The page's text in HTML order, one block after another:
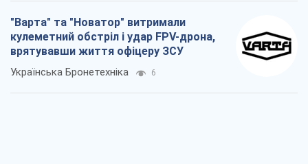
"Варта" та "Новатор" витримали
кулеметний обстріл і удар FPV-дрона,
врятувавши життя офіцеру ЗСУ
Українська Бронетехніка 6